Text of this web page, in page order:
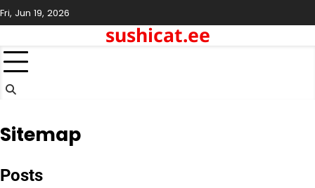
Skip
to
Fri, Jun 19, 2026
sushicat.ee
Sitemap
Posts